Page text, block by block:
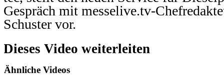
Gespräch mit messelive.tv-
Schuster vor.
Dieses Video weiterleiten
Ähnliche Videos